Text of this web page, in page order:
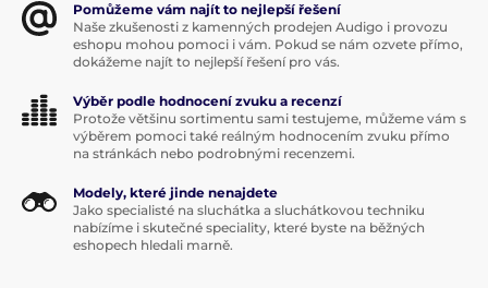
Pomůžeme vám najít to nejlepší řešení
Naše zkušenosti z kamenných prodejen Audigo i provozu
eshopu mohou pomoci i vám. Pokud se nám ozvete přímo,
dokážeme najít to nejlepší řešení pro vás.
Výběr podle hodnocení zvuku a recenzí
Protože většinu sortimentu sami testujeme, můžeme vám s
výběrem pomoci také reálným hodnocením zvuku přímo
na stránkách nebo podrobnými recenzemi.
Modely, které jinde nenajdete
Jako specialisté na sluchátka a sluchátkovou techniku
nabízíme i skutečné speciality, které byste na běžných
eshopech hledali marně.